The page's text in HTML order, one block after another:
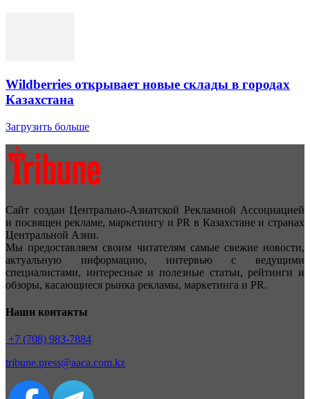
Wildberries открывает новые склады в городах
Казахстана
Загрузить больше
Сайт создан Центрально-Азиатской Рекламной Ассоциацией
и посвящен рекламе, маркетингу и PR в Казахстане и странах
Центральной Азии.
Мы предоставляем своим читателям самые свежие новости,
актуальную информацию, интервью с ведущими
специалистами, интересные и полезные статьи, рейтинги и
обзоры, касающиеся рынка рекламы, маркетинга и PR.
Наши контакты
+7 (708) 983-7884
tribune.press@aaca.com.kz